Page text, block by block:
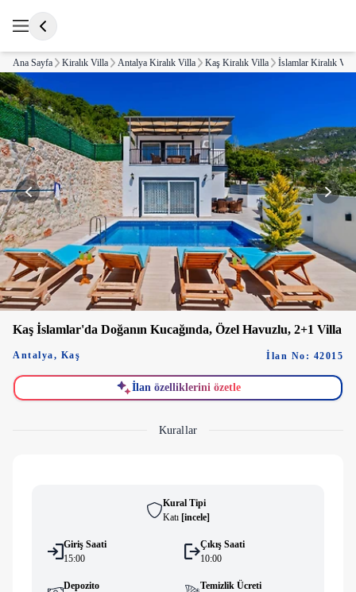
Ana Sayfa Kiralık Villa Antalya Kiralık Villa Kaş Kiralık Villa İslamlar Kiralık Villa
Kaş İslamlar'da Doğanın Kucağında, Özel Havuzlu, 2+1 Villa
Antalya, Kaş İlan No: 42015
İlan özelliklerini özetle
Kurallar
Kural Tipi
Katı [i̇ncele]
Giriş Saati
15:00
Çıkış Saati
10:00
Depozito
Temizlik Ücreti